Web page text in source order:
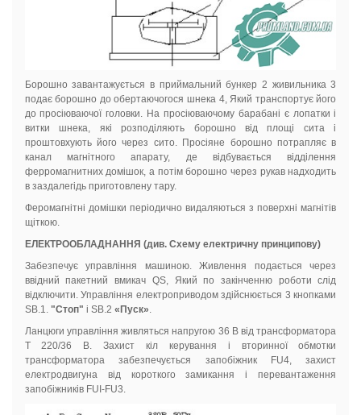
Борошно завантажується в приймальний бункер 2 живильника 3
подає борошно до обертаючогося шнека 4, Який транспортує його
до просіюваючої головки. На просіюваючому барабані є лопатки і
витки шнека, які розподіляють борошно від площі сита і
проштовхують його через сито. Просіяне борошно потрапляє в
канал магнітного апарату, де відбувається відділення
ферромагнитних домішок, а потім борошно через рукав надходить
в заздалегідь приготовлену тару.
Феромагнітні домішки періодично видаляються з поверхні магнітів
щіткою.
ЕЛЕКТРООБЛАДНАННЯ (див. Схему електричну принципову)
Забезпечує управління машиною. Живлення подається через
ввідний пакетний вмикач QS, Який по закінченню роботи слід
відключити. Управління електроприводом здійснюється 3 кнопками
SB.1. "Стоп" і SB.2 «Пуск».
Ланцюги управління живляться напругою 36 В від трансформатора
Т 220/36 В. Захист кіл керування і вторинної обмотки
трансформатора забезпечується запобіжник FU4, захист
електродвигуна від короткого замикання і перевантаження
запобіжників FUI-FU3.